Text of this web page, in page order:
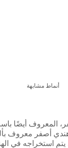
أنماط مشابهة
المعروف أيضًا باسم
أصفر معروف
يتم استخراجه في